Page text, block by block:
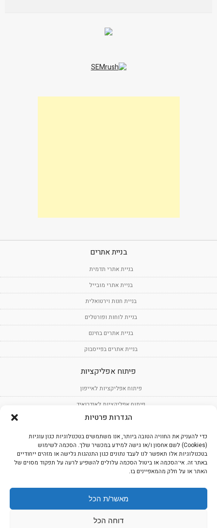
הגדרות פרטיות
כדי להעניק את החוויה הטובה ביותר, אנו משתמשים בטכנולוגיות כגון עוגיות
(Cookies) לשם אחסון ו/או גישה למידע במכשיר שלך. הסכמה לשימוש
בטכנולוגיות אלו תאפשר לנו לעבד נתונים כגון התנהגות גלישה או מזהים ייחודיים
באתר זה. אי־הסכמה או ביטול הסכמה עלולים להשפיע לרעה על תפקוד מסוים של
האתר או על חלק מהמאפיינים בו.
מאשר/ת הכל
דוחה הכל
בניית אתרים
בניית אתרי תדמית
בניית אתרי מובייל
בניית חנות וירטואלית
בניית לוחות ופורטלים
בניית אתרים בחינם
בניית אתרים בפייסבוק
פיתוח אפליקציות
פיתוח אפליקציות לאייפון
פיתוח אפליקציות לאנדרואיד
פיתוח תוכנה
עיצוב אפליקציות
שירותים נוספים
כתיבת תוכן שיווקי לאתרים